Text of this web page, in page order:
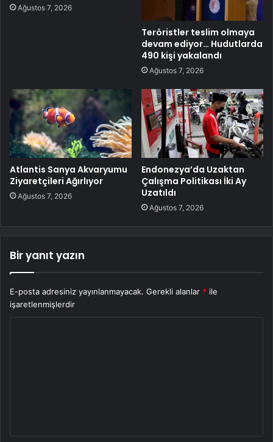
Ağustos 7, 2026
Teröristler teslim olmaya
devam ediyor… Hudutlarda
490 kişi yakalandı
Ağustos 7, 2026
Atlantis Sanya Akvaryumu
Ziyaretçileri Ağırlıyor
Ağustos 7, 2026
Endonezya’da Uzaktan
Çalışma Politikası İki Ay
Uzatıldı
Ağustos 7, 2026
Bir yanıt yazın
E-posta adresiniz yayınlanmayacak. Gerekli alanlar * ile
işaretlenmişlerdir